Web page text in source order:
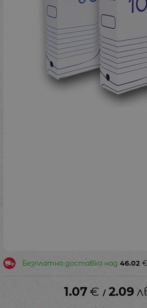
Безплатна доставка над 46.02 €
1.07€ / 2.09